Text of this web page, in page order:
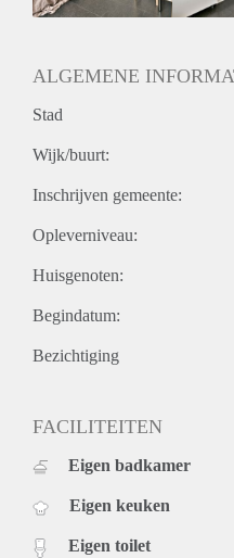
Onbepaalde termijn
ALGEMENE
Stad
Wijk/buurt:
Inschrijven gemeente:
Opleverniveau:
Huisgenoten:
Begindatum:
Bezichtiging
FACILITEITEN
Eigen badkamer
Eigen keuken
Eigen toilet